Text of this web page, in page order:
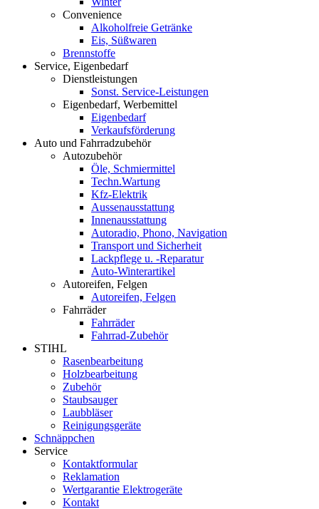
Convenience
Alkoholfreie Getränke
Eis, Süßwaren
Brennstoffe
Service, Eigenbedarf
Dienstleistungen
Sonst. Service-Leistungen
Eigenbedarf, Werbemittel
Eigenbedarf
Verkaufsförderung
Auto und Fahrradzubehör
Autozubehör
Öle, Schmiermittel
Techn.Wartung
Kfz-Elektrik
Aussenausstattung
Innenausstattung
Autoradio, Phono, Navigation
Transport und Sicherheit
Lackpflege u. -Reparatur
Auto-Winterartikel
Autoreifen, Felgen
Autoreifen, Felgen
Fahrräder
Fahrräder
Fahrrad-Zubehör
STIHL
Rasenbearbeitung
Holzbearbeitung
Zubehör
Staubsauger
Laubbläser
Reinigungsgeräte
Schnäppchen
Service
Kontaktformular
Reklamation
Wertgarantie Elektrogeräte
Kontakt